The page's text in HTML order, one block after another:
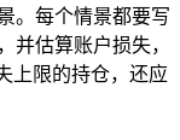
。每个情景都要写
并估算账户损失，
上限的持仓，还应